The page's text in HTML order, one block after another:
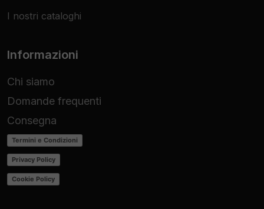
I nostri cataloghi
Informazioni
Chi siamo
Domande frequenti
Consegna
Termini e Condizioni
Privacy Policy
Cookie Policy